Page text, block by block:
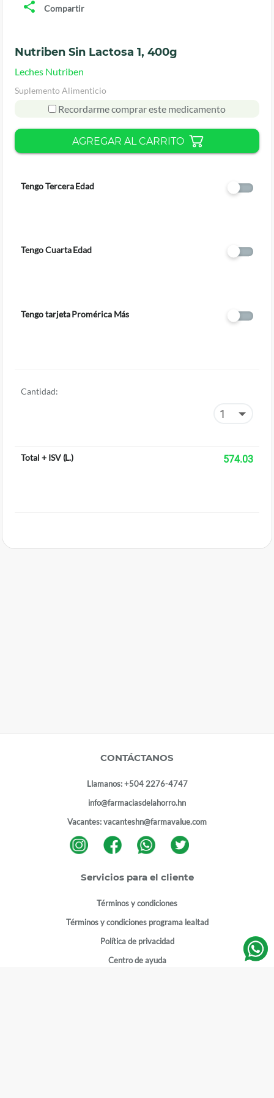
Compartir
Nutriben Sin Lactosa 1, 400g
Leches Nutriben
Suplemento Alimenticio
Recordarme comprar este medicamento
AGREGAR AL CARRITO
Tengo Tercera Edad
Tengo Cuarta Edad
Tengo tarjeta Promérica Más
Cantidad:
Total + ISV(L.) 574.03
CONTÁCTANOS
Llamanos:+504 2276-4747
info@farmaciasdelahorro.hn
Vacantes:vacanteshn@farmavalue.com
Servicios para el cliente
Términos y condiciones
Términos y condiciones programa lealtad
Política de privacidad
Centro de ayuda